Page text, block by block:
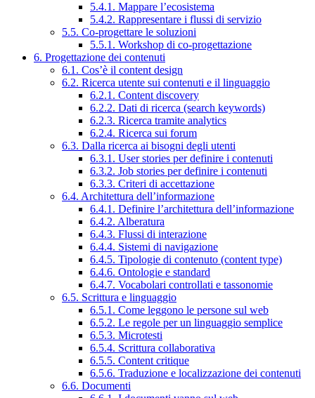
5.4.1. Mappare l’ecosistema
5.4.2. Rappresentare i flussi di servizio
5.5. Co-progettare le soluzioni
5.5.1. Workshop di co-progettazione
6. Progettazione dei contenuti
6.1. Cos’è il content design
6.2. Ricerca utente sui contenuti e il linguaggio
6.2.1. Content discovery
6.2.2. Dati di ricerca (search keywords)
6.2.3. Ricerca tramite analytics
6.2.4. Ricerca sui forum
6.3. Dalla ricerca ai bisogni degli utenti
6.3.1. User stories per definire i contenuti
6.3.2. Job stories per definire i contenuti
6.3.3. Criteri di accettazione
6.4. Architettura dell’informazione
6.4.1. Definire l’architettura dell’informazione
6.4.2. Alberatura
6.4.3. Flussi di interazione
6.4.4. Sistemi di navigazione
6.4.5. Tipologie di contenuto (content type)
6.4.6. Ontologie e standard
6.4.7. Vocabolari controllati e tassonomie
6.5. Scrittura e linguaggio
6.5.1. Come leggono le persone sul web
6.5.2. Le regole per un linguaggio semplice
6.5.3. Microtesti
6.5.4. Scrittura collaborativa
6.5.5. Content critique
6.5.6. Traduzione e localizzazione dei contenuti
6.6. Documenti